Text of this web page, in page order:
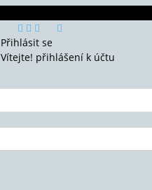
Přihlásit se
Vítejte! přihlášení k účtu